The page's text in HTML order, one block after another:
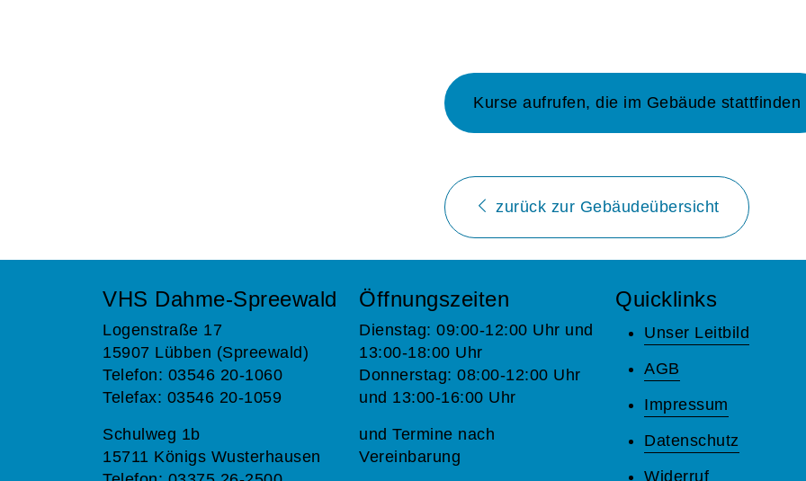
Kurse aufrufen, die im Gebäude stattfinden
zurück zur Gebäudeübersicht
VHS Dahme-Spreewald
Logenstraße 17
15907 Lübben (Spreewald)
Telefon: 03546 20-1060
Telefax: 03546 20-1059
Schulweg 1b
15711 Königs Wusterhausen
Öffnungszeiten
Dienstag: 09:00-12:00 Uhr und
13:00-18:00 Uhr
Donnerstag: 08:00-12:00 Uhr
und 13:00-16:00 Uhr
und Termine nach
Vereinbarung
Quicklinks
Unser Leitbild
AGB
Impressum
Datenschutz
Widerruf